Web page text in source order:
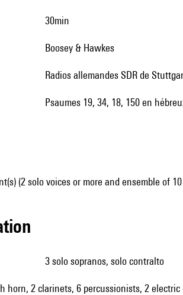
30min
Boosey & Hawkes
Radios allemandes SDR de
Psaumes 19, 34, 18, 150 en
(2 solo voices or more and ensemble of
3 solo sopranos, solo contralto
horn, 2 clarinets, 6 percussionists, 2